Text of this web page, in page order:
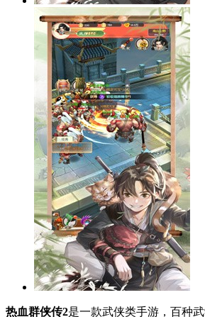
热血群侠传2是一款武侠类手游，百种